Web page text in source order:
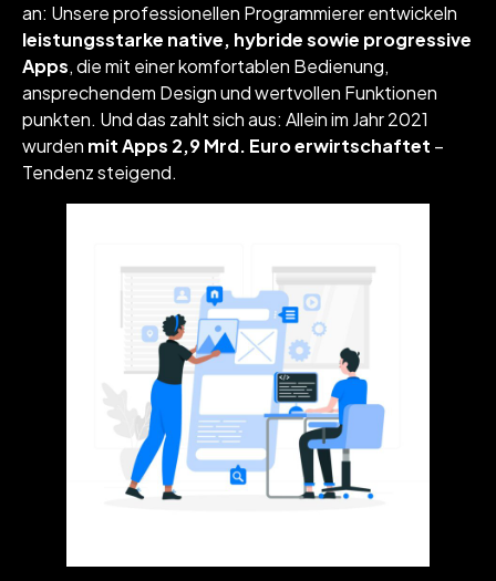
an: Unsere professionellen Programmierer entwickeln
leistungsstarke native, hybride sowie progressive
Apps, die mit einer komfortablen Bedienung,
ansprechendem Design und wertvollen Funktionen
punkten. Und das zahlt sich aus: Allein im Jahr 2021
wurden mit Apps 2,9 Mrd. Euro erwirtschaftet –
Tendenz steigend.